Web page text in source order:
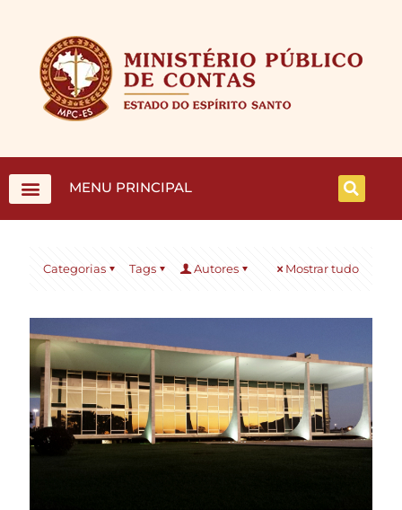
MENU PRINCIPAL
Categorias Tags Autores Mostrar tudo